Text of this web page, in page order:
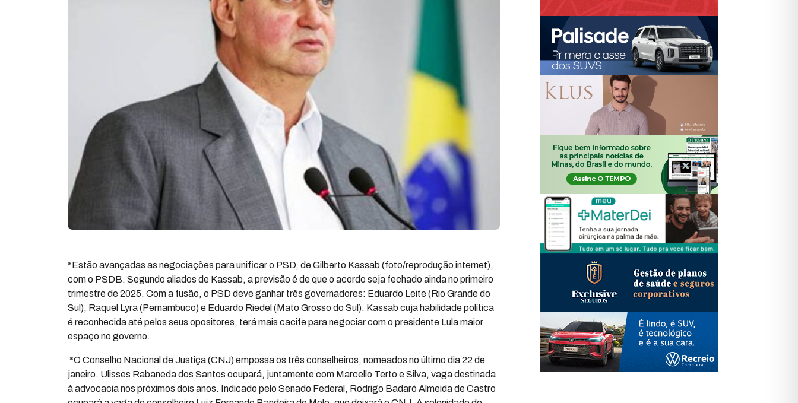
*Estão avançadas as negociações para unificar o PSD, de Gilberto Kassab (foto/reprodução internet),
com o PSDB. Segundo aliados de Kassab, a previsão é de que o acordo seja fechado ainda no primeiro
trimestre de 2025. Com a fusão, o PSD deve ganhar três governadores: Eduardo Leite (Rio Grande do
Sul), Raquel Lyra (Pernambuco) e Eduardo Riedel (Mato Grosso do Sul). Kassab cuja habilidade política
é reconhecida até pelos seus opositores, terá mais cacife para negociar com o presidente Lula maior
espaço no governo.
*O Conselho Nacional de Justiça (CNJ) empossa os três conselheiros, nomeados no último dia 22 de
janeiro. Ulisses Rabaneda dos Santos ocupará, juntamente com Marcello Terto e Silva, vaga destinada
à advocacia nos próximos dois anos. Indicado pelo Senado Federal, Rodrigo Badaró Almeida de Castro